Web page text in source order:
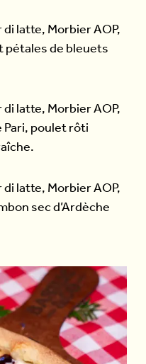
latte, Morbier AOP,
pétales de bleuets
latte, Morbier AOP,
Pari, poulet rôti
latte, Morbier AOP,
sec d’Ardèche